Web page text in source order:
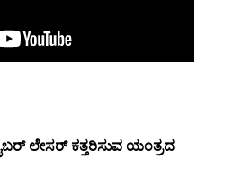
ಲೇಸರ್ ಕತ್ತರಿಸುವ ಯಂತ್ರದ